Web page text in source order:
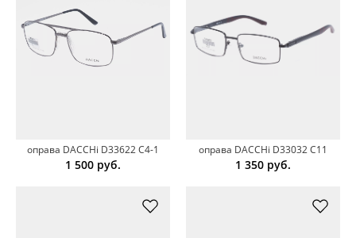
оправа DACCHi D33622 C4-1
1 500 руб.
оправа DACCHi D33032 C11
1 350 руб.